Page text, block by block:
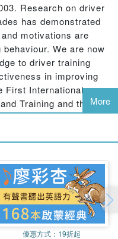
Research on driver
has demonstrated
motivations are
We are now
to driver training
in improving
First International
Training and this
advances in this
practitioners in
driving
perspectives and
research in driver
driving behaviour
error at source. This
researchers and
and public sector.
More
優惠方式： 19折起